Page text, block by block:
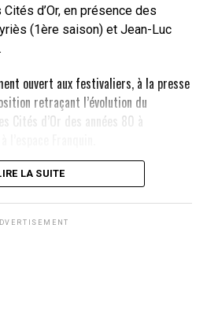
d’Or, en présence des
(1ère saison) et Jean-Luc
ouvert aux festivaliers, à la presse
retraçant l’évolution du
Cités d’Or des années 80 à
LA SUITE